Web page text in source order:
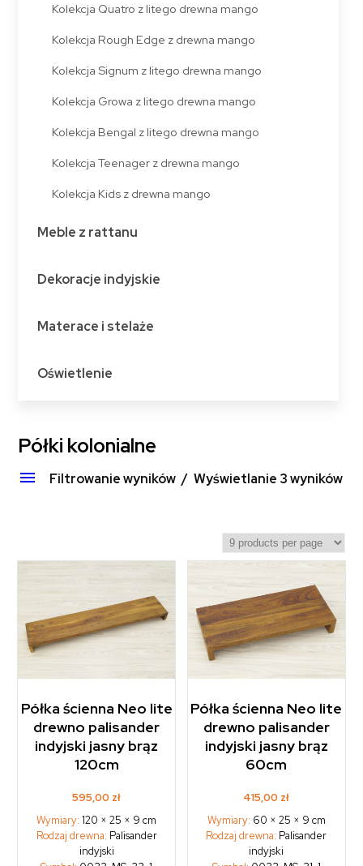
Kolekcja Quatro z litego drewna mango
Kolekcja Rough Edge z drewna mango
Kolekcja Signum z litego drewna mango
Kolekcja Growa z litego drewna mango
Kolekcja Bengal z litego drewna mango
Kolekcja Teenager z drewna mango
Kolekcja Kids z drewna mango
Meble z rattanu
Dekoracje indyjskie
Materace i stelaże
Oświetlenie
Półki kolonialne
Filtrowanie wyników Wyświetlanie 3 wyników
Półka ścienna Neo lite
drewno palisander
indyjski jasny brąz
120cm
595,00 zł
Wymiary:120 × 25 × 9 cm
Rodzaj drewna: Palisander
indyjski
Półka ścienna Neo lite
drewno palisander
indyjski jasny brąz
60cm
415,00 zł
Wymiary: 60 × 25 × 9 cm
Rodzaj drewna: Palisander
indyjski